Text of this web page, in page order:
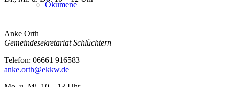
Ökumene
—————
Anke Orth
Gemeindesekretariat Schlüchtern
Telefon: 06661 916583
anke.orth@ekkw.de